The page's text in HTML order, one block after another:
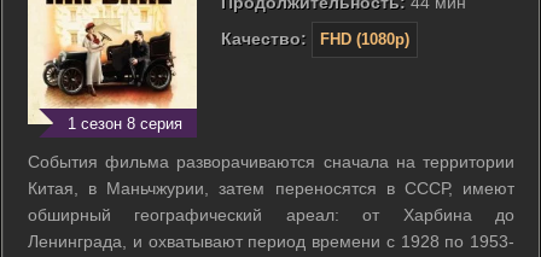
1 сезон 8 серия
Качество:
FHD (1080p)
События фильма разворачиваются сначала на территории
Китая, в Маньчжурии, затем переносятся в СССР, имеют
обширный географический ареал: от Харбина до
Ленинграда, и охватывают период времени с 1928 по 1953-